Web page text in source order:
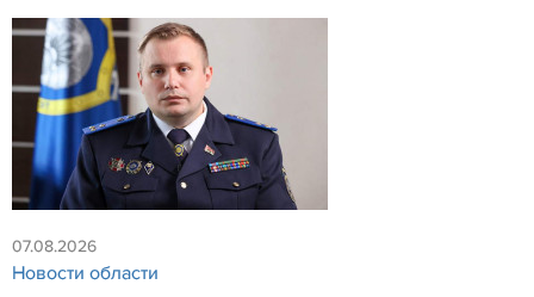
07.08.2026
Новости области